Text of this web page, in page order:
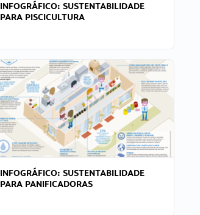
INFOGRÁFICO: SUSTENTABILIDADE
PARA PISCICULTURA
INFOGRÁFICO: SUSTENTABILIDADE
PARA PANIFICADORAS